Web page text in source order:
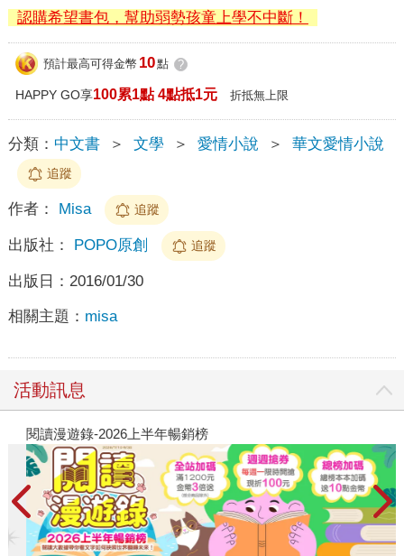
認購希望書包，幫助弱勢孩童上學不中斷！
預計最高可得金幣 10點 ?
HAPPY GO享100累1點 4點抵1元 折抵無上限
分類： 中文書 ＞ 文學 ＞ 愛情小說 ＞ 華文愛情小說
追蹤
作者： Misa 追蹤
出版社： POPO原創 追蹤
出版日： 2016/01/30
相關主題： misa
活動訊息
閱讀漫遊錄-2026上半年暢銷榜